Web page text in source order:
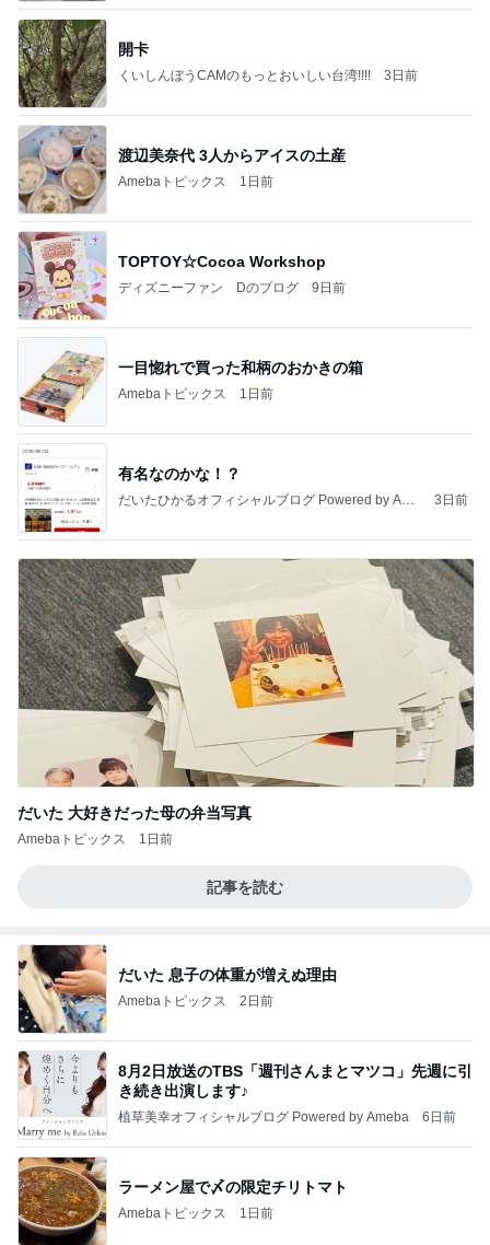
開卡
くいしんぼうCAMのもっとおいしい台湾!!!! 3日前
渡辺美奈代 3人からアイスの土産
Amebaトピックス 1日前
TOPTOY☆Cocoa Workshop
ディズニーファン Dのブログ 9日前
一目惚れで買った和柄のおかきの箱
Amebaトピックス 1日前
有名なのかな！？
だいたひかるオフィシャルブログ Powered by Ame
3日前
だいた 大好きだった母の弁当写真
Amebaトピックス 1日前
記事を読む
だいた 息子の体重が増えぬ理由
Amebaトピックス 2日前
8月2日放送のTBS「週刊さんまとマツコ」先週に引
き続き出演します♪
植草美幸オフィシャルブログ Powered by Ameba 6日前
ラーメン屋で〆の限定チリトマト
Amebaトピックス 1日前